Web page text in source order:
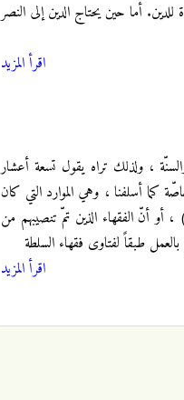
أما حين يحتاج الدين إلى النصر
اقرأ المزيد
، ولذلك تراه يقول تسعة أعشار
كما أسلفنا ، وهي الموارد التي كان
أو أنّ الفقهاء الذين تمّ تنصيبهم من
طبقاً لفتاوى فقهاء السلطة
اقرأ المزيد